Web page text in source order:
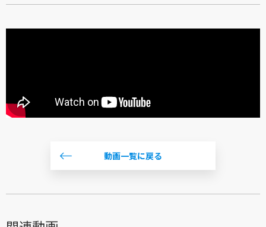
動画一覧に戻る